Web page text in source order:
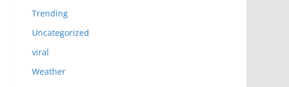
Trending
Uncategorized
viral
Weather